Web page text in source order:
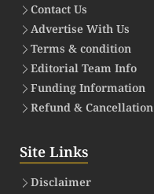
Contact Us
Advertise With Us
Terms & condition
Editorial Team Info
Funding Information
Refund & Cancellation
Site Links
Disclaimer